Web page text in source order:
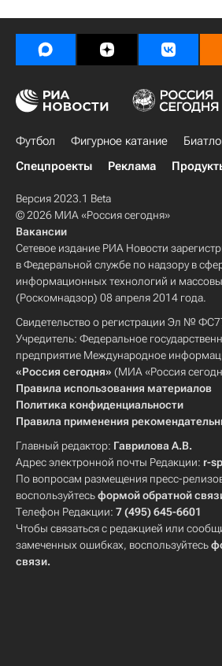
Футбол Фигурное катание
Спецпроекты
Реклама
Версия 2023.1 Beta
© 2026 МИА «Россия сегодня»
Вакансии
Сетевое издание РИА Новости
в Федеральной службе по надзору в
информационных технологий и
(Роскомнадзор) 08 апреля 2014 года.
Свидетельство о регистрации Эл №
Учредитель: Федеральное
предприятие Международное
«Россия сегодня» (МИА «Россия
Правила использования материалов
Политика конфиденциальности
Правила применения
Главный редактор: Гаврилова А.В.
Адрес электронной почты Редакции: r-
По вопросам размещения пресс-
воспользуйтесьформой обратной
Телефон Редакции: 7 (495) 645-6601
Чтобы связаться с редакцией или
замеченных ошибках, воспользуйтесь
связи.